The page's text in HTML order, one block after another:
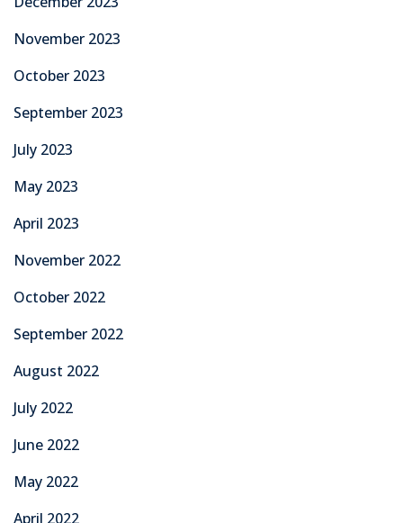
November 2023
October 2023
September 2023
July 2023
May 2023
April 2023
November 2022
October 2022
September 2022
August 2022
July 2022
June 2022
May 2022
April 2022